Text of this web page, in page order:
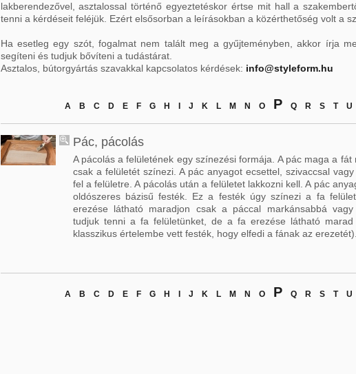
lakberendezővel, asztalossal történő egyeztetéskor értse mit hall a
tenni a kérdéseit feléjük. Ezért elsősorban a leírásokban a közérthetőség volt a
Ha esetleg egy szót, fogalmat nem talált meg a gyűjteményben, akkor írja
segíteni és tudjuk bővíteni a tudástárat.
Asztalos, bútorgyártás szavakkal kapcsolatos kérdések: info@styleform.hu
A B C D E F G H J K L M N O P Q R S T U
Pác, pácolás
A pácolás a felületének egy színezési formája. A pác maga a fát
csak a felületét színezi. A pác anyagot ecsettel, szivaccsal
fel a felületre. A pácolás után a felületet lakkozni kell. A pác
oldószeres bázisű festék. Ez a festék úgy színezi a fa
erezése látható maradjon csak a páccal markánsabbá
tudjuk tenni a fa felületünket, de a fa erezése látható
klasszikus értelembe vett festék, hogy elfedi a fának az erezetét).
A B C D E F G H J K L M N O P Q R S T U